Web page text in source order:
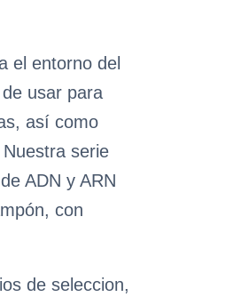
el entorno del
usar para
así como
serie
ADN y ARN
con
de seleccion,